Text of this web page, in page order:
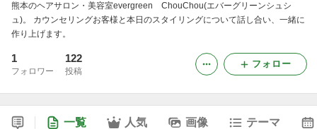
熊本のヘアサロン・美容室evergreen ChouChou(エバーグリーンシュシ
ュ)。 カウンセリングお客様と本日のスタイリングについて話し合い、一緒に
作り上げます。
1
フォロワー
122
投稿
フォロー
一覧 人気 画像 テーマ